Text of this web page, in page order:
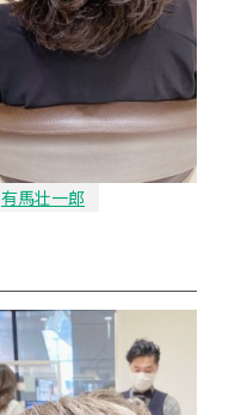
有馬壮一郎